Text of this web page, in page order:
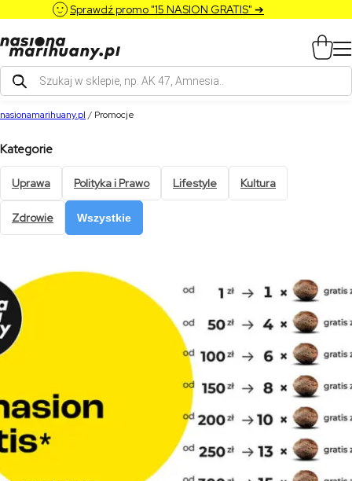
Sprawdź promo "15 NASION GRATIS" ➔
Wyszukiwarka
produktów
nasionamarihuany.pl / Promocje
Kategorie
Uprawa Polityka i Prawo Lifestyle Kultura
Zdrowie Wszystkie